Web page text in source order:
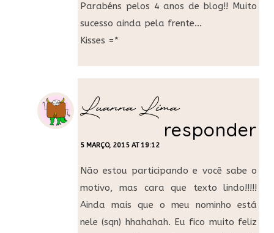
Parabéns pelos 4 anos de blog!! Muito
sucesso ainda pela frente…
Kisses =*
Luanna Lima
5 MARÇO, 2015 AT 19:12
responder
Não estou participando e você sabe o
motivo, mas cara que texto lindo!!!!!
Ainda mais que o meu nominho está
nele (sqn) hhahahah. Eu fico muito feliz